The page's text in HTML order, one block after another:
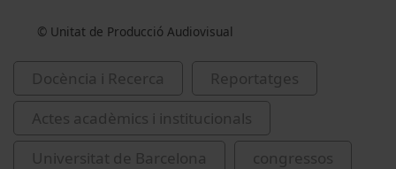
© Unitat de Producció Audiovisual
Docència i Recerca
Reportatges
Actes acadèmics i institucionals
Universitat de Barcelona
congressos